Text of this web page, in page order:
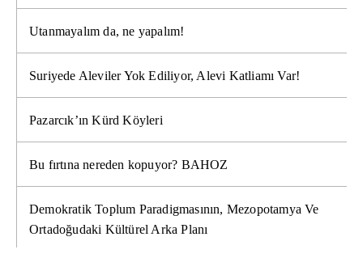
Utanmayalım da, ne yapalım!
Suriyede Aleviler Yok Ediliyor, Alevi Katliamı Var!
Pazarcık’ın Kürd Köyleri
Bu fırtına nereden kopuyor? BAHOZ
Demokratik Toplum Paradigmasının, Mezopotamya Ve
Ortadoğudaki Kültürel Arka Planı